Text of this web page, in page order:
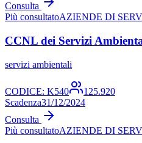
Consulta
Più consultatoAZIENDE DI
CCNL dei Servizi
servizi ambientali
CODICE: K540
125.920
Scadenza31/12/2024
Consulta
Più consultatoAZIENDE DI